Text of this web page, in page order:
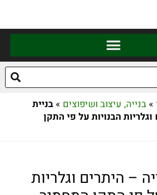
» בנייה, עיצוב ושיפוצים » בניית
הבנויות על פי התקן
– היתרים וגלריות